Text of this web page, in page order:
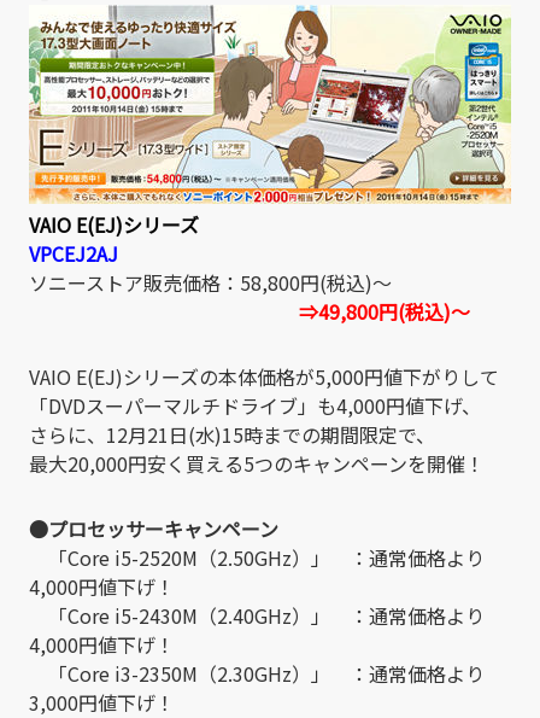
VAIO E(EJ)シリーズ
VPCEJ2AJ
ソニーストア販売価格：58,800円(税込)～
⇒49,800円(税込)～
VAIO E(EJ)シリーズの本体価格が5,000円値下がりして
「DVDスーパーマルチドライブ」も4,000円値下げ、
さらに、12月21日(水)15時までの期間限定で、
最大20,000円安く買える5つのキャンペーンを開催！
●プロセッサーキャンペーン
「Core i5-2520M（2.50GHz）」 ：通常価格より
4,000円値下げ！
「Core i5-2430M（2.40GHz）」 ：通常価格より
4,000円値下げ！
「Core i3-2350M（2.30GHz）」 ：通常価格より
3,000円値下げ！